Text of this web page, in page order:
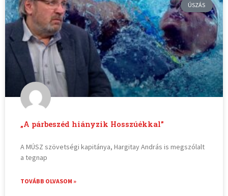
ÚSZÁS
„A párbeszéd hiányzik Hosszúékkal”
A MÚSZ szövetségi kapitánya, Hargitay András is megszólalt
a tegnap
TOVÁBB OLVASOM »